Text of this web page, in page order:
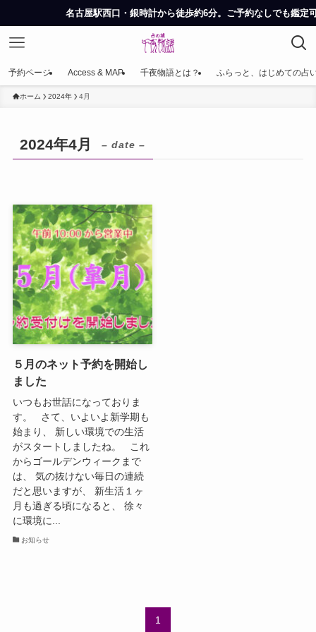
名古屋駅西口・銀時計から徒歩約6分。ご予約なしでも鑑定可
予約ページ Access & MAP 千夜物語とは？ ふらっと、はじめての占
ホーム 2024年 4月
2024年4月 – date –
５月のネット予約を開始し
ました
いつもお世話になっておりま
す。 さて、いよいよ新学期も
始まり、 新しい環境での生活
がスタートしましたね。 これ
からゴールデンウィークまで
は、 気の抜けない毎日の連続
だと思いますが、 新生活１ヶ
月も過ぎる頃になると、 徐々
に環境に...
お知らせ
1